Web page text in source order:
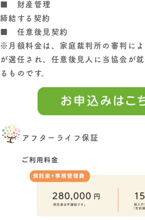
■ 財産管理
締結する契約
■ 任意後見契約
※月額料金は、家庭裁判所の審判に
が選任され、任意後見人に当協会が
るものです。
アフターライフ保証